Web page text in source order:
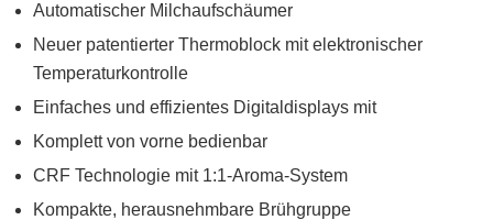
Automatischer Milchaufschäumer
Neuer patentierter Thermoblock mit elektronischer
Temperaturkontrolle
Einfaches und effizientes Digitaldisplays mit
Komplett von vorne bedienbar
CRF Technologie mit 1:1-Aroma-System
Kompakte, herausnehmbare Brühgruppe